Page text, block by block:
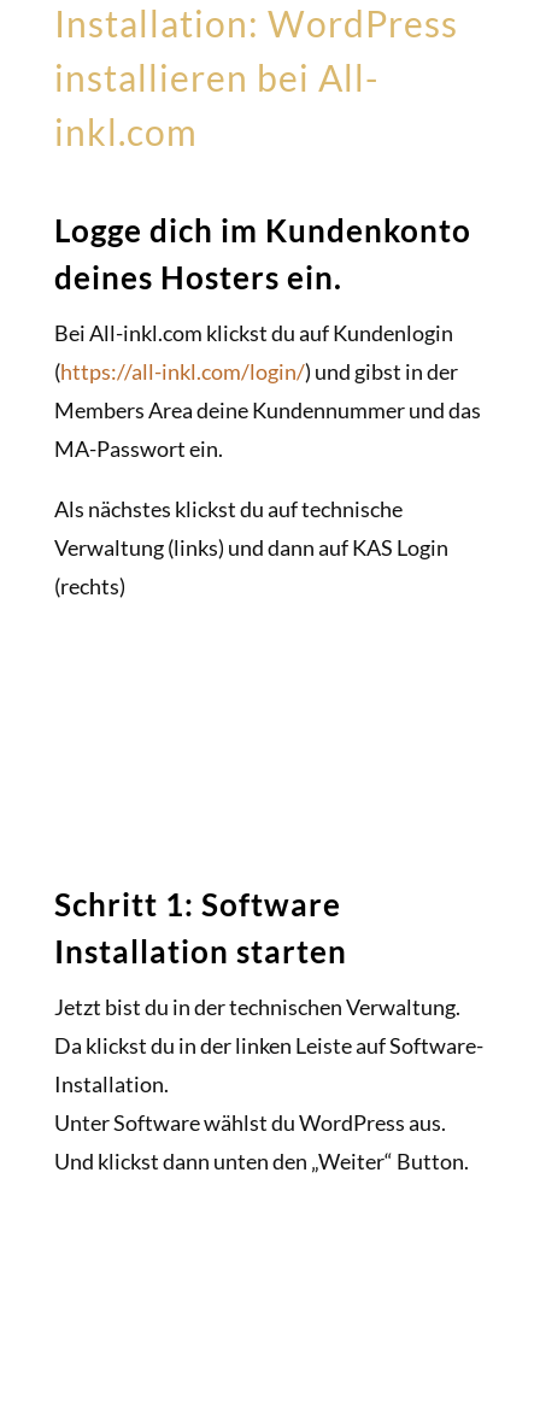
Installation: WordPress
installieren bei All-
inkl.com
Logge dich im Kundenkonto
deines Hosters ein.
Bei All-inkl.com klickst du auf Kundenlogin
(https://all-inkl.com/login/) und gibst in der
Members Area deine Kundennummer und das
MA-Passwort ein.
Als nächstes klickst du auf technische
Verwaltung (links) und dann auf KAS Login
(rechts)
Schritt 1: Software
Installation starten
Jetzt bist du in der technischen Verwaltung.
Da klickst du in der linken Leiste auf Software-
Installation.
Unter Software wählst du WordPress aus.
Und klickst dann unten den „Weiter“ Button.